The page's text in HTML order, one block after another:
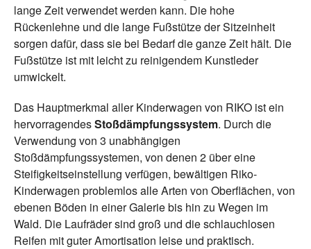
lange Zeit verwendet werden kann. Die hohe
Rückenlehne und die lange Fußstütze der Sitzeinheit
sorgen dafür, dass sie bei Bedarf die ganze Zeit hält. Die
Fußstütze ist mit leicht zu reinigendem Kunstleder
umwickelt.
Das Hauptmerkmal aller Kinderwagen von RIKO ist ein
hervorragendesStoßdämpfungssystem. Durch die
Verwendung von 3 unabhängigen
Stoßdämpfungssystemen, von denen 2 über eine
Steifigkeitseinstellung verfügen, bewältigen Riko-
Kinderwagen problemlos alle Arten von Oberflächen, von
ebenen Böden in einer Galerie bis hin zu Wegen im
Wald. Die Laufräder sind groß und die schlauchlosen
Reifen mit guter Amortisation leise und praktisch.